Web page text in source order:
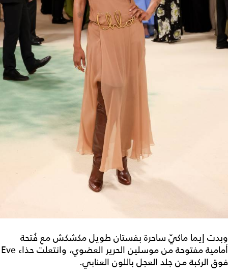
وبدت إيما ماكيّ ساحرة بفستان طويل مكشكش مع فُتحة
أمامية مفتوحة من موسلين الحرير العضوي، وانتعلت حذاء Eve
فوق الركبة من جلد العجل باللون العنابي.